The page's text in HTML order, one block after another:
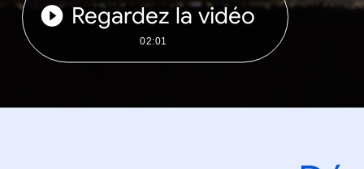
Regardez la vidéo
02:01